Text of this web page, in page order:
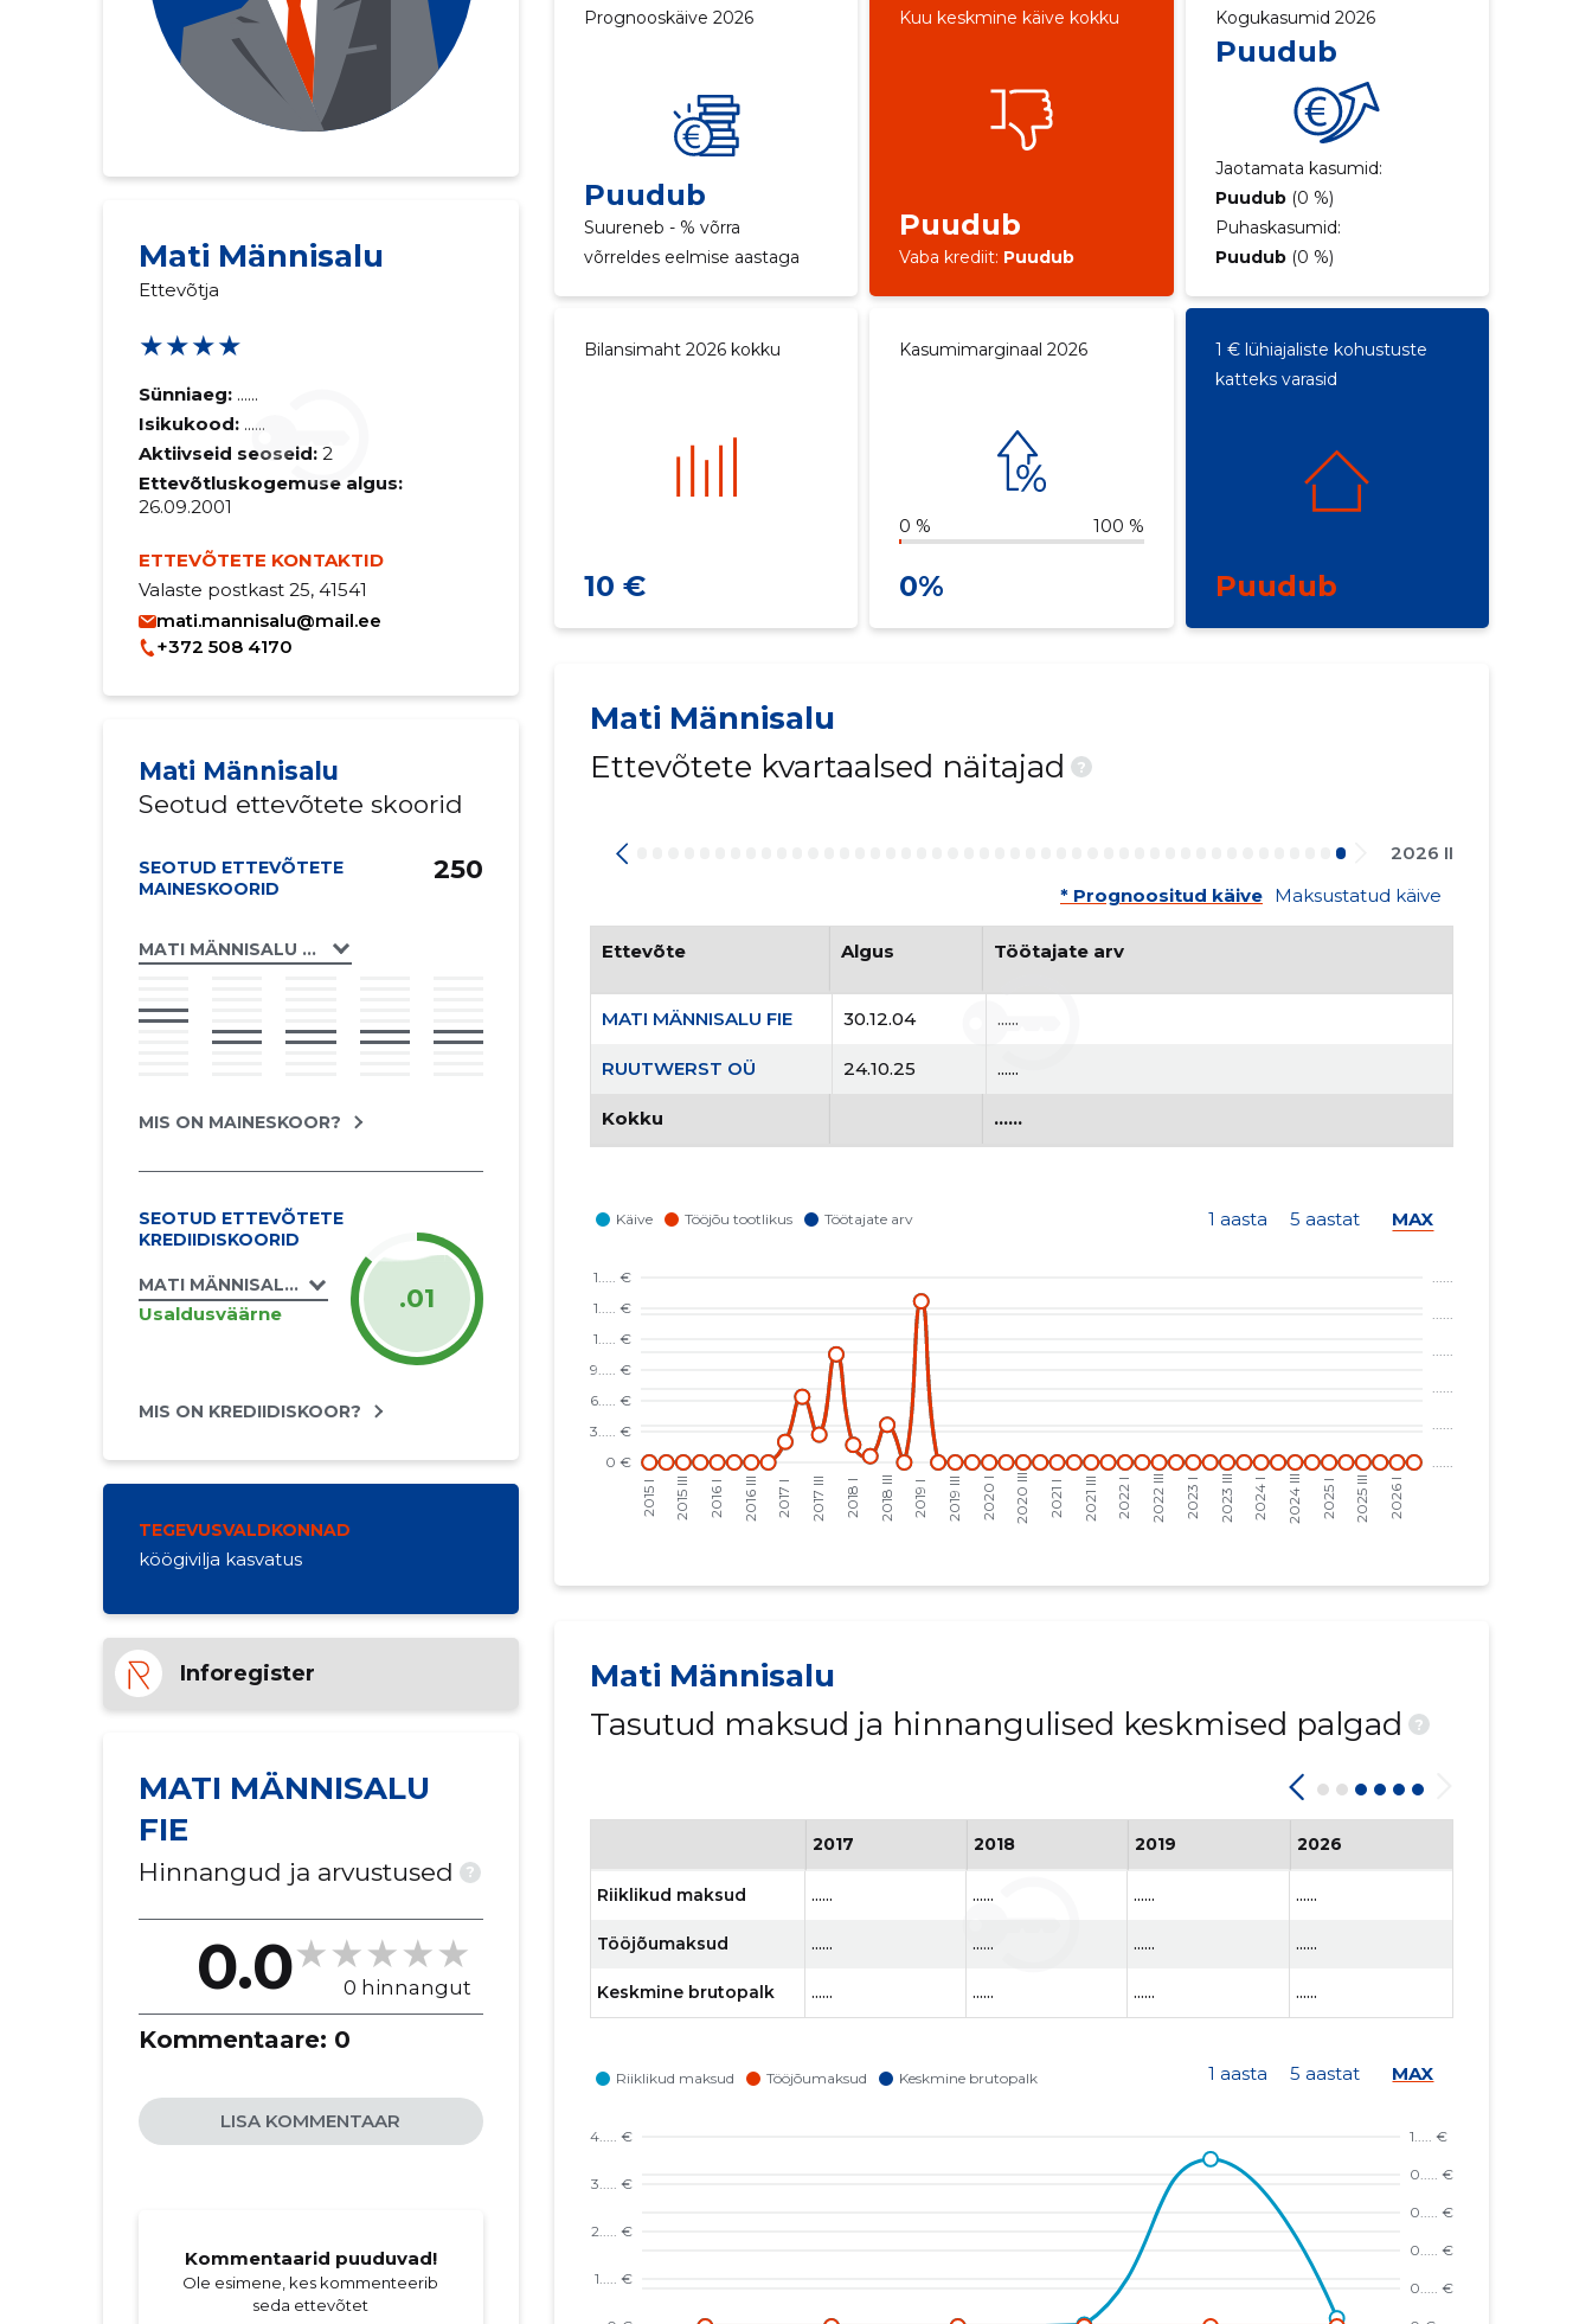
Mati Männisalu
Ettevõtja
★★★★
Sünniaeg: ......
Isikukood: ......
Aktiivseid seoseid: 2
Ettevõtluskogemuse algus:
26.09.2001
ETTEVÕTETE KONTAKTID
Valaste postkast 25, 41541
mati.mannisalu@mail.ee
+372 508 4170
Mati Männisalu
Seotud ettevõtete skoorid
SEOTUD ETTEVÕTETE
MAINESKOORID
MATI MÄNNISALU FIE
250
MIS ON MAINESKOOR?
SEOTUD ETTEVÕTETE
KREDIIDISKOORID
MATI MÄNNISALU FIE
Usaldusväärne .01
MIS ON KREDIIDISKOOR?
TEGEVUSVALDKONNAD
köögivilja kasvatus
Inforegister
MATI MÄNNISALU
FIE
Hinnangud ja arvustused ?
0.0 0 hinnangut
Kommentaare: 0
LISA KOMMENTAAR
Kommentaarid puuduvad!
Ole esimene, kes kommenteerib
seda ettevõtet
Prognooskäive 2026
Puudub
Suureneb - % võrra
võrreldes eelmise aastaga
Kuu keskmine käive kokku
Puudub
Vaba krediit: Puudub
Kogukasumid 2026
Puudub
Jaotamata kasumid:
Puudub(0 %)
Puhaskasumid:
Puudub(0 %)
Bilansimaht 2026 kokku
10 €
Kasumimarginaal 2026
0 % 100 %
0%
1 € lühiajaliste kohustuste
katteks varasid
Puudub
Mati Männisalu
Ettevõtete kvartaalsed näitajad
?
2026 II
* Prognoositud käive Maksustatud käive
Ettevõte Algus Töötajate arv
MATI MÄNNISALU FIE 30.12.04 ......
RUUTWERST OÜ 24.10.25 ......
Kokku ......
1 aasta 5 aastat MAX
Mati Männisalu
Tasutud maksud ja hinnangulised keskmised palgad
?
2017 2018 2019 2026
Riiklikud maksud ...... ...... ...... ......
Tööjõumaksud ...... ...... ...... ......
Keskmine brutopalk ...... ...... ...... ......
1 aasta 5 aastat MAX